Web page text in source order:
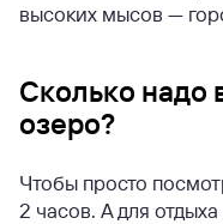
высоких мысов —
Сколько надо
озеро?
Чтобы просто
2 часов. А для